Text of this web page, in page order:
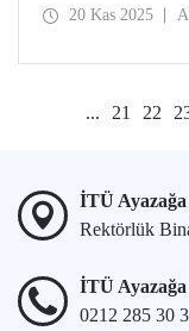
Türkiye’de lider
20 Kas 2025
... 21 22
İTÜ Ayazağa
Rektörlük
İTÜ Ayazağa
0212 285 30